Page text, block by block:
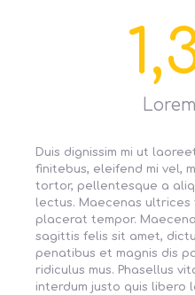
Duis dignissim mi ut
finitebus, eleifend mi vel,
tortor, pellentesque a
lectus. Maecenas ultrices
placerat tempor.
sagittis felis sit amet,
penatibus et magnis dis
ridiculus mus. Phasellus
interdum justo quis libero